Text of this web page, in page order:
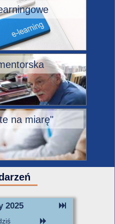
na miarę"
2025